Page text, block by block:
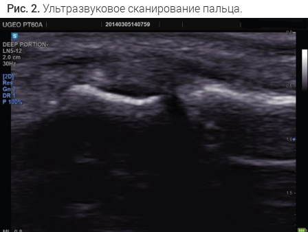
Рис. 2. Ультразвуковое сканирование пальца.